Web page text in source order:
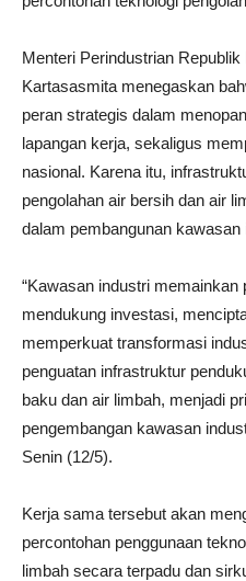
Menteri Perindustrian
Kartasasmita menegaskan
peran strategis dalam
lapangan kerja, sekaligus
nasional. Karena itu,
pengolahan air bersih dan air
dalam pembangunan kawasan
“Kawasan industri memainkan
mendukung investasi,
memperkuat transformasi
penguatan infrastruktur
baku dan air limbah, menjadi
pengembangan kawasan
Senin (12/5).
Kerja sama tersebut akan
percontohan penggunaan
limbah secara terpadu dan